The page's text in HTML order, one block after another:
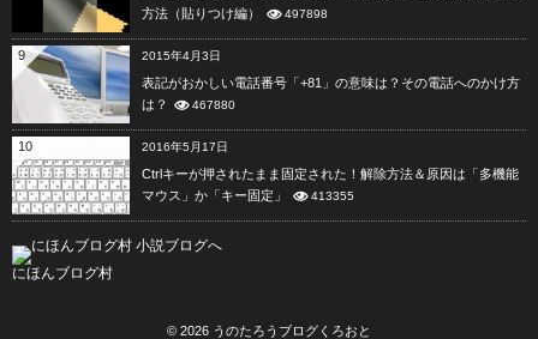
方法（貼りつけ編）
497898
9 2015年4月3日
表記がおかしい電話番号「+81」の意味は？その電話へのかけ方
は？
467880
10 2016年5月17日
Ctrlキーが押されたまま固定された！解除方法＆原因は「多機能
マウス」か「キー固定」
413355
にほんブログ村
© 2026 うのたろうブログくろおと